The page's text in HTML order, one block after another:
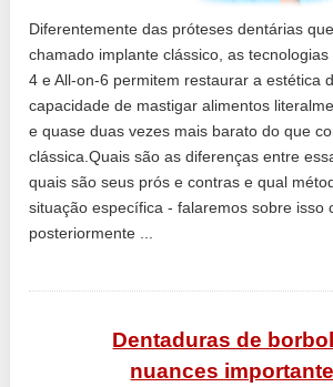
Diferentemente das próteses dentárias
chamado implante clássico, as
4 e All-on-6 permitem restaurar a estética
capacidade de mastigar alimentos
e quase duas vezes mais barato do que
clássica.Quais são as diferenças entre
quais são seus prós e contras e qual
situação específica - falaremos sobre isso
posteriormente ...
Dentaduras de
nuances